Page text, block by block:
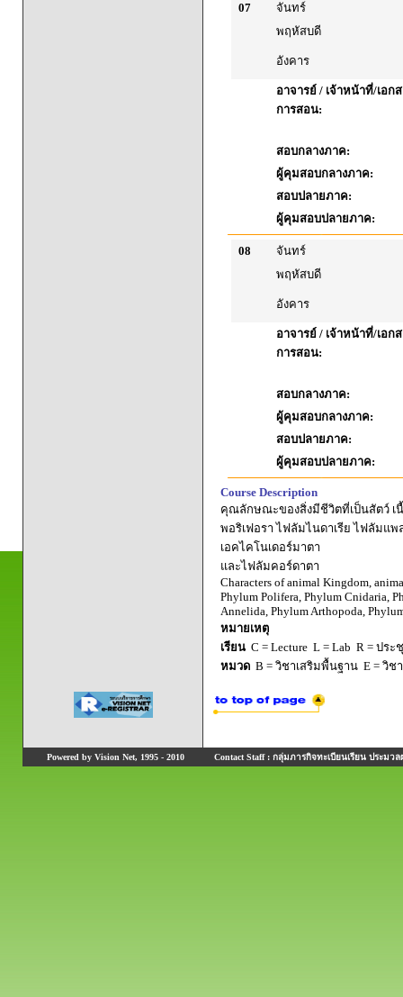
07
จันทร์
พฤหัสบดี
อังคาร
อาจารย์ / เจ้าหน้าที่/เอก
การสอน:
สอบกลางภาค:
ผู้คุมสอบกลางภาค:
สอบปลายภาค:
ผู้คุมสอบปลายภาค:
08
จันทร์
พฤหัสบดี
อังคาร
อาจารย์ / เจ้าหน้าที่/เอก
การสอน:
สอบกลางภาค:
ผู้คุมสอบกลางภาค:
สอบปลายภาค:
ผู้คุมสอบปลายภาค:
Course Description
คุณลักษณะของสิ่งมีชีวิตที่เป็นสัตว์ เ
พอริเฟอรา ไฟลัมไนดาเรีย ไฟลัมแ
เอคไคโนเดอร์มาตา
และไฟลัมคอร์ดาตา
Characters of animal Kingdom,
Phylum Polifera, Phylum Cnidaria,
Annelida, Phylum Arthopoda,
หมายเหตุ
เรียน C = Lecture L = Lab R = ประ
หมวด B = วิชาเสริมพื้นฐาน E = วิช
Powered by Vision Net, 1995 - 2010 Contact Staff : กลุ่มภารกิจทะเบียนเรียน ประมวล